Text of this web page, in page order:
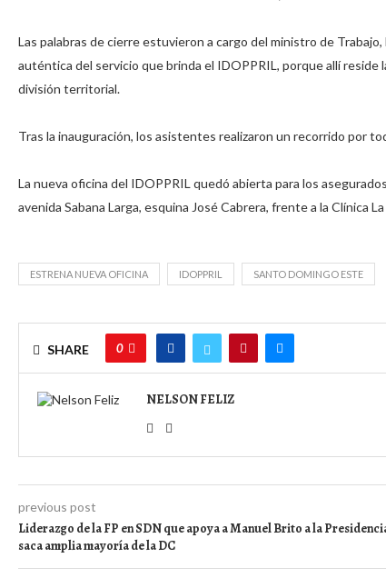
Las palabras de cierre estuvieron a cargo del ministro de
auténtica del servicio que brinda el IDOPPRIL, porque allí
división territorial. ⁣
Tras la inauguración, los asistentes realizaron un recorrido por
La nueva oficina del IDOPPRIL quedó abierta para los
avenida Sabana Larga, esquina José Cabrera, frente a la Clínica
ESTRENA NUEVA OFICINA IDOPPRIL SANTO DOMINGO ESTE
SHARE 0
NELSON FELIZ
previous post
Liderazgo de la FP en SDN que apoya a Manuel Brito a la
saca amplia mayoría de la DC